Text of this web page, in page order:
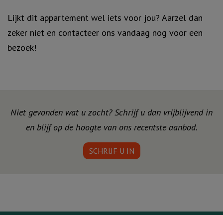
Lijkt dit appartement wel iets voor jou? Aarzel dan
zeker niet en contacteer ons vandaag nog voor een
bezoek!
Niet gevonden wat u zocht? Schrijf u dan vrijblijvend in
en blijf op de hoogte van ons recentste aanbod.
SCHRIJF U IN